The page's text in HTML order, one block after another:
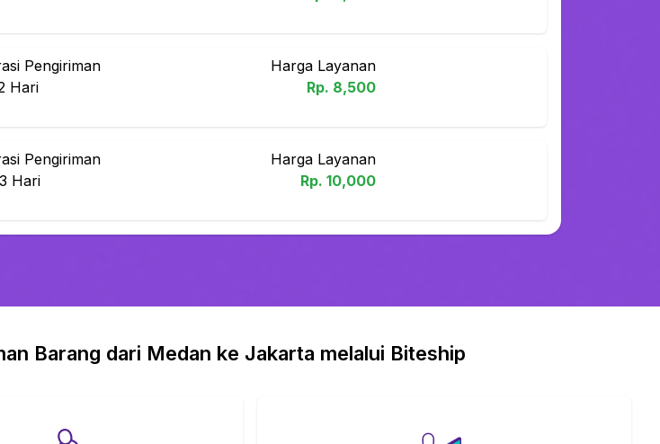
Pengiriman
Hari
Harga Layanan
Rp. 8,500
Pengiriman
Hari
Harga Layanan
Rp. 10,000
Barang dari Medan ke Jakarta melalui Biteship